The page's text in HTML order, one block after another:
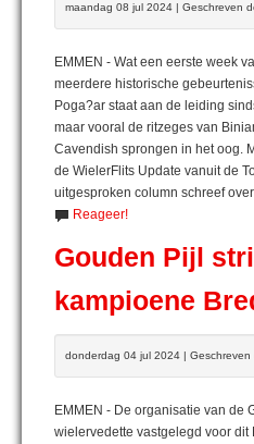
maandag 08 jul 2024 | Geschreven
EMMEN - Wat een eerste week
meerdere historische
Poga?ar staat aan de leiding
maar vooral de ritzeges van
Cavendish sprongen in het oog.
de WielerFlits Update vanuit de
uitgesproken column schreef
Reageer!
Gouden Pijl
kampioene
donderdag 04 jul 2024 | Geschreven
EMMEN - De organisatie van de
wielervedette vastgelegd voor dit